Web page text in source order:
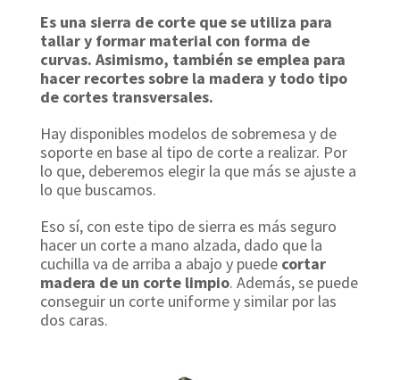
Es una sierra de corte que se utiliza para
tallar y formar material con forma de
curvas. Asimismo, también se emplea para
hacer recortes sobre la madera y todo tipo
de cortes transversales.
Hay disponibles modelos de sobremesa y de
soporte en base al tipo de corte a realizar. Por
lo que, deberemos elegir la que más se ajuste a
lo que buscamos.
Eso sí, con este tipo de sierra es más seguro
hacer un corte a mano alzada, dado que la
cuchilla va de arriba a abajo y puede cortar
madera de un corte limpio. Además, se puede
conseguir un corte uniforme y similar por las
dos caras.